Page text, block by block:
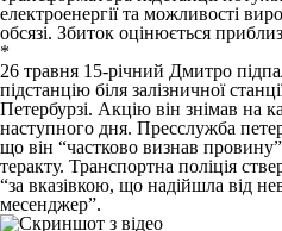
електроенергії та можливості
обсязі. Збиток оцінюється
*
26 травня 15-річний Дмитро
підстанцію біля залізничної
Петербурзі. Акцію він знімав на
наступного дня. Пресслужба
що він “частково визнав
теракту. Транспортна поліція
“за вказівкою, що надійшла від
месенджер”.